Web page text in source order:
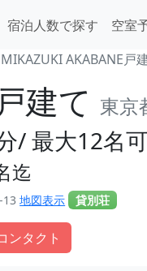
宿泊人数で探す 空室
MIKAZUKI AKABANE戸
建て 東京
/ 最大12名可
迄
13地図表示 貸別荘
ンタクト